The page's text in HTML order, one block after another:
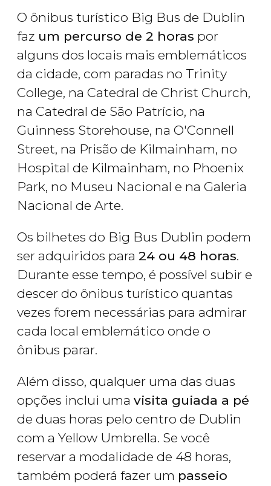
O ônibus turístico Big Bus de Dublin
faz um percurso de 2 horas por
alguns dos locais mais emblemáticos
da cidade, com paradas no Trinity
College, na Catedral de Christ Church,
na Catedral de São Patrício, na
Guinness Storehouse, na O'Connell
Street, na Prisão de Kilmainham, no
Hospital de Kilmainham, no Phoenix
Park, no Museu Nacional e na Galeria
Nacional de Arte.
Os bilhetes do Big Bus Dublin podem
ser adquiridos para 24 ou 48 horas.
Durante esse tempo, é possível subir e
descer do ônibus turístico quantas
vezes forem necessárias para admirar
cada local emblemático onde o
ônibus parar.
Além disso, qualquer uma das duas
opções inclui uma visita guiada a pé
de duas horas pelo centro de Dublin
com a Yellow Umbrella. Se você
reservar a modalidade de 48 horas,
também poderá fazer um passeio